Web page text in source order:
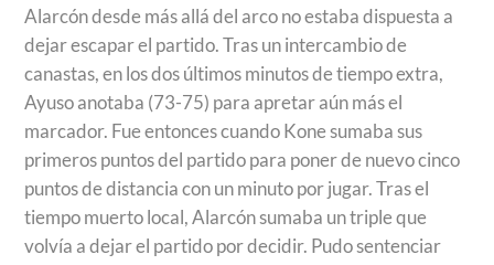
Alarcón desde más allá del arco no estaba dispuesta a
dejar escapar el partido. Tras un intercambio de
canastas, en los dos últimos minutos de tiempo extra,
Ayuso anotaba (73-75) para apretar aún más el
marcador. Fue entonces cuando Kone sumaba sus
primeros puntos del partido para poner de nuevo cinco
puntos de distancia con un minuto por jugar. Tras el
tiempo muerto local, Alarcón sumaba un triple que
volvía a dejar el partido por decidir. Pudo sentenciar